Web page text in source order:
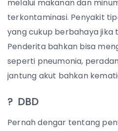
melalui makanan dan
terkontaminasi. Penyakit
yang cukup berbahaya jika
Penderita bahkan bisa
seperti pneumonia,
jantung akut bahkan
? DBD
Pernah dengar tentang